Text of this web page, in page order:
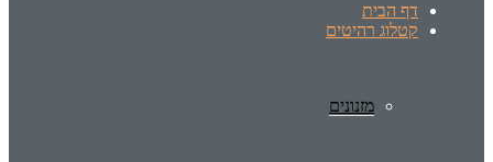
דף הבית
קטלוג רהיטים
מזנונים